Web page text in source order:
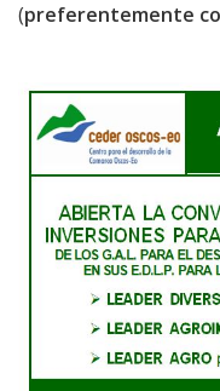
(preferentemente